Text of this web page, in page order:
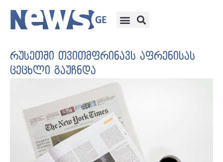
რუსეთში თვითმფრინავს აფრენისას
ცეცხლი გაუჩნდა